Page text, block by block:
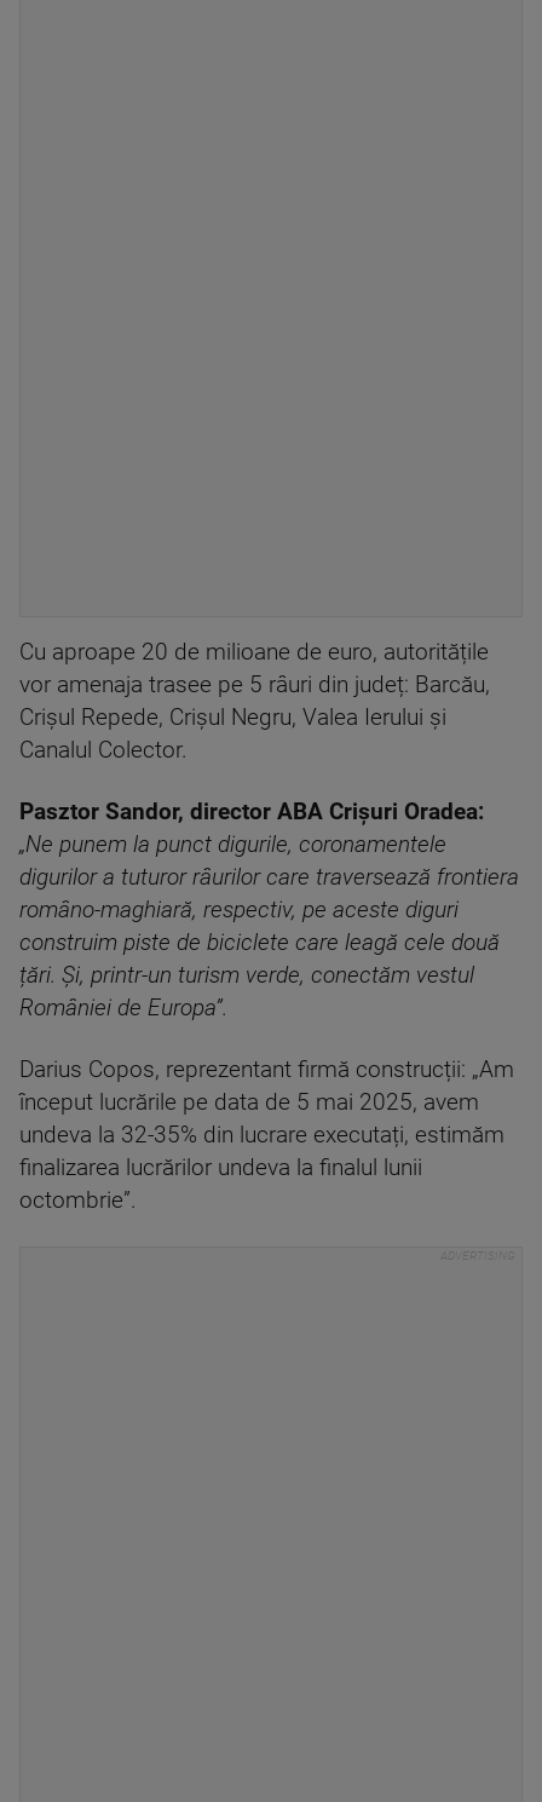
Cu aproape 20 de milioane de euro, autoritățile
vor amenaja trasee pe 5 râuri din județ: Barcău,
Crișul Repede, Crișul Negru, Valea Ierului și
Canalul Colector.
Pasztor Sandor, director ABA Crișuri Oradea:
„Ne punem la punct digurile, coronamentele
digurilor a tuturor râurilor care traversează frontiera
româno-maghiară, respectiv, pe aceste diguri
construim piste de biciclete care leagă cele două
țări. Și, printr-un turism verde, conectăm vestul
României de Europa”.
Darius Copos, reprezentant firmă construcții: „Am
început lucrările pe data de 5 mai 2025, avem
undeva la 32-35% din lucrare executați, estimăm
finalizarea lucrărilor undeva la finalul lunii
octombrie”.